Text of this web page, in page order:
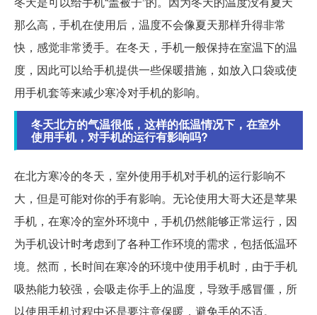
那么高，手机在使用后，温度不会像夏天那样升得非常
快，感觉非常烫手。在冬天，手机一般保持在室温下的温
度，因此可以给手机提供一些保暖措施，如放入口袋或使
用手机套等来减少寒冷对手机的影响。
冬天北方的气温很低，这样的低温情况下，在室外
使用手机，对手机的运行有影响吗?
在北方寒冷的冬天，室外使用手机对手机的运行影响不
大，但是可能对你的手有影响。无论使用大哥大还是苹果
手机，在寒冷的室外环境中，手机仍然能够正常运行，因
为手机设计时考虑到了各种工作环境的需求，包括低温环
境。然而，长时间在寒冷的环境中使用手机时，由于手机
吸热能力较强，会吸走你手上的温度，导致手感冒僵，所
以使用手机过程中还是要注意保暖，避免手的不适。